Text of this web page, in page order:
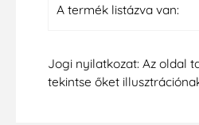
A termék listázva van:
Jogi nyilatkozat: Az oldal
tekintse őket